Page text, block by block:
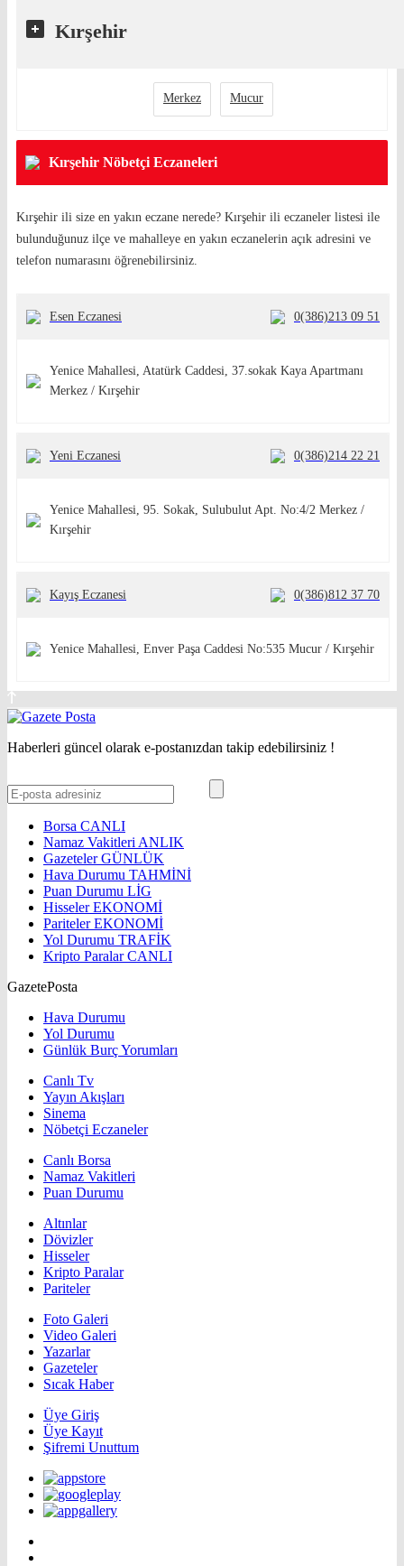
Kırşehir
Merkez Mucur
Kırşehir Nöbetçi Eczaneleri
Kırşehir ili size en yakın eczane nerede? Kırşehir ili eczaneler listesi ile
bulunduğunuz ilçe ve mahalleye en yakın eczanelerin açık adresini ve
telefon numarasını öğrenebilirsiniz.
Esen Eczanesi 0(386)213 09 51
Yenice Mahallesi, Atatürk Caddesi, 37.sokak Kaya Apartmanı
Merkez / Kırşehir
Yeni Eczanesi 0(386)214 22 21
Yenice Mahallesi, 95. Sokak, Sulubulut Apt. No:4/2 Merkez /
Kırşehir
Kayış Eczanesi 0(386)812 37 70
Yenice Mahallesi, Enver Paşa Caddesi No:535 Mucur / Kırşehir
Haberleri güncel olarak e-postanızdan takip edebilirsiniz !
Borsa CANLI
Namaz Vakitleri ANLIK
GazetelerGÜNLÜK
Hava Durumu TAHMİNİ
Puan Durumu LİG
HisselerEKONOMİ
ParitelerEKONOMİ
Yol Durumu TRAFİK
Kripto ParalarCANLI
GazetePosta
Hava Durumu
Yol Durumu
Günlük Burç Yorumları
Canlı Tv
Yayın Akışları
Sinema
Nöbetçi Eczaneler
Canlı Borsa
Namaz Vakitleri
Puan Durumu
Altınlar
Dövizler
Hisseler
Kripto Paralar
Pariteler
Foto Galeri
Video Galeri
Yazarlar
Gazeteler
Sıcak Haber
Üye Giriş
Üye Kayıt
Şifremi Unuttum